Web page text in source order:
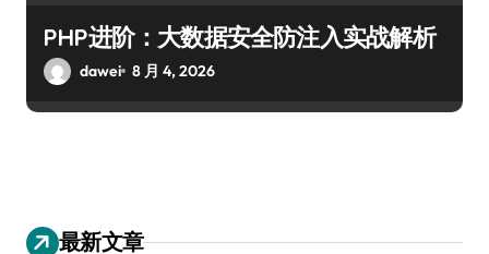
PHP进阶：大数据安全防注入实战解析
dawei 8 月 4, 2026
最新文章